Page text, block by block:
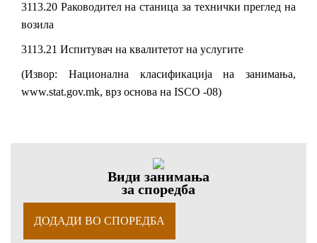
3113.20 Раководител на станица за технички преглед на
возила
3113.21 Испитувач на квалитетот на услугите
(Извор: Национална класификација на занимања,
www.stat.gov.mk, врз основа на ISCO -08)
Види занимања
за споредба